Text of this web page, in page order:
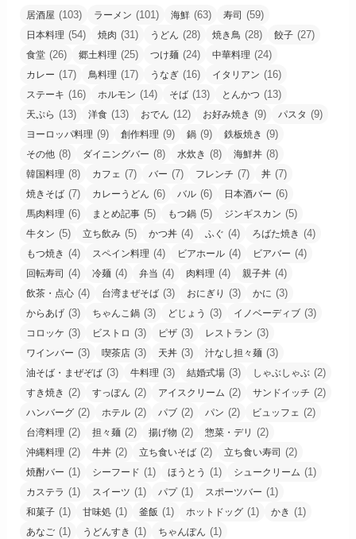
居酒屋 (103) ラーメン (101) 海鮮 (63) 寿司 (59)
日本料理 (54) 焼肉 (31) うどん (28) 焼き鳥 (28) 餃子 (27)
食堂 (26) 郷土料理 (25) つけ麺 (24) 中華料理 (24)
カレー (17) 鳥料理 (17) うなぎ (16) イタリアン (16)
ステーキ (16) ホルモン (14) そば (13) とんかつ (13)
天ぷら (13) 洋食 (13) おでん (12) お好み焼き (9) パスタ (9)
ヨーロッパ料理 (9) 創作料理 (9) 鍋 (9) 鉄板焼き (9)
その他 (8) ダイニングバー (8) 水炊き (8) 海鮮丼 (8)
韓国料理 (8) カフェ (7) バー (7) フレンチ (7) 丼 (7)
焼きそば (7) カレーうどん (6) バル (6) 日本酒バー (6)
馬肉料理 (6) まとめ記事 (5) もつ鍋 (5) ジンギスカン (5)
牛タン (5) 立ち飲み (5) かつ丼 (4) ふぐ (4) ろばた焼き (4)
もつ焼き (4) スペイン料理 (4) ビアホール (4) ビアバー (4)
回転寿司 (4) 冷麺 (4) 弁当 (4) 肉料理 (4) 親子丼 (4)
飲茶・点心 (4) 台湾まぜそば (3) おにぎり (3) かに (3)
からあげ (3) ちゃんこ鍋 (3) どじょう (3) イノベーディブ (3)
コロッケ (3) ビストロ (3) ピザ (3) レストラン (3)
ワインバー (3) 喫茶店 (3) 天丼 (3) 汁なし担々麺 (3)
油そば・まぜぞば (3) 牛料理 (3) 結婚式場 (3) しゃぶしゃぶ (2)
すき焼き (2) すっぽん (2) アイスクリーム (2) サンドイッチ (2)
ハンバーグ (2) ホテル (2) パブ (2) パン (2) ビュッフェ (2)
台湾料理 (2) 担々麺 (2) 揚げ物 (2) 惣菜・デリ (2)
沖縄料理 (2) 牛丼 (2) 立ち食いそば (2) 立ち食い寿司 (2)
焼酎バー (1) シーフード (1) ほうとう (1) シュークリーム (1)
カステラ (1) スイーツ (1) パプ(1) スポーツバー (1)
和菓子 (1) 甘味処 (1) 釜飯 (1) ホットドッグ (1) かき (1)
あなご (1) うどんすき (1) ちゃんぽん (1)